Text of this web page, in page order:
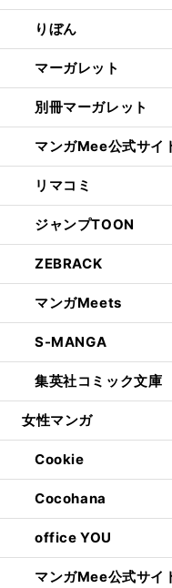
りぼん
マーガレット
別冊マーガレット
マンガMee公式サイ
リマコミ
ジャンプTOON
ZEBRACK
マンガMeets
S-MANGA
集英社コミック文庫
女性マンガ
Cookie
Cocohana
office YOU
マンガMee公式サイ